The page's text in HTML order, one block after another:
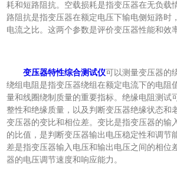
耗和短路阻抗。空载损耗是指变压器在无负载
路阻抗是指变压器在额定电压下输电侧短路时
电流之比。这两个参数是评价变压器性能和效
变压器特性综合测试仪可以测量变压器的
绕组电阻是指变压器绕组在额定电流下的电阻
量和线圈绕制质量的重要指标。绝缘电阻测试
整性和绝缘质量，以及判断变压器绝缘状态和
变压器的变比和相位差。变比是指变压器的输
的比值，是判断变压器输出电压稳定性和调节
差是指变压器输入电压和输出电压之间的相位
器的电压调节速度和响应能力。